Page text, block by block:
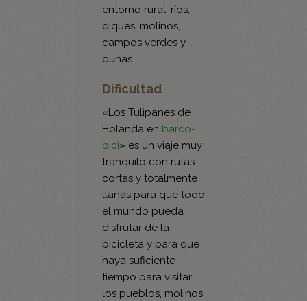
campos verdes y
dunas.
Dificultad
Holanda en
bici» es un viaje muy
tranquilo con rutas
cortas y totalmente
llanas para que todo
el mundo pueda
disfrutar de la
bicicleta y para que
haya suficiente
tiempo para visitar
los pueblos, molinos
y museos o
simplemente